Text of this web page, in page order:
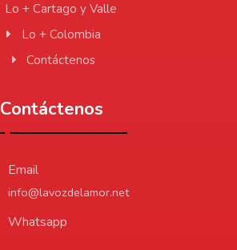
Lo + Cartago y Valle
Lo + Colombia
Contáctenos
Contáctenos
Email
info@lavozdelamor.net
Whatsapp